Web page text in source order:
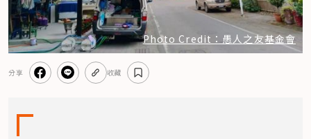
Photo Credit：愚人之友基金會
分享 收藏